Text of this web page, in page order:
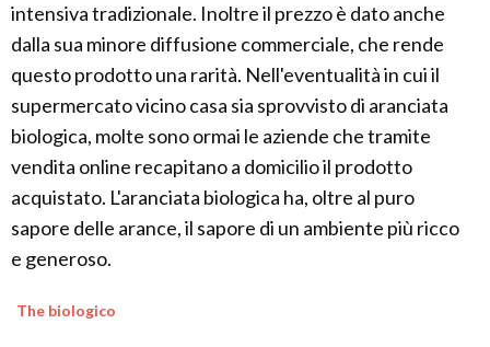
intensiva tradizionale. Inoltre il prezzo è dato anche
dalla sua minore diffusione commerciale, che rende
questo prodotto una rarità. Nell'eventualità in cui il
supermercato vicino casa sia sprovvisto di aranciata
biologica, molte sono ormai le aziende che tramite
vendita online recapitano a domicilio il prodotto
acquistato. L'aranciata biologica ha, oltre al puro
sapore delle arance, il sapore di un ambiente più ricco
e generoso.
The biologico